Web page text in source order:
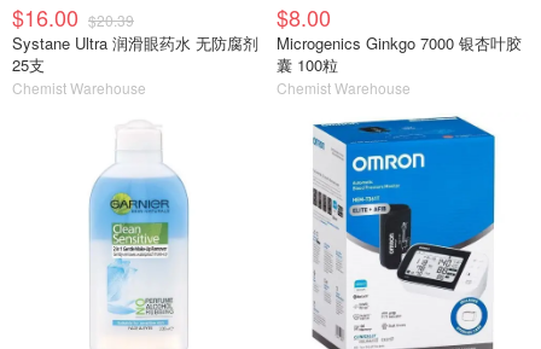
$16.00 $20.39
Systane Ultra 润滑眼药水 无防腐剂
25支
Chemist Warehouse
$8.00
Microgenics Ginkgo 7000 银杏叶胶
囊 100粒
Chemist Warehouse